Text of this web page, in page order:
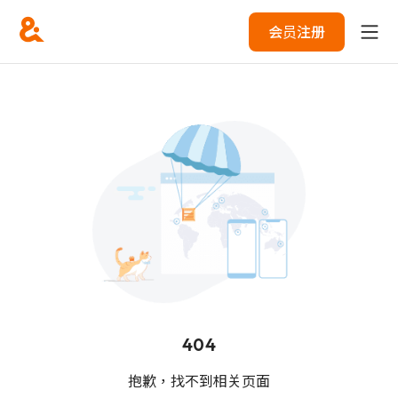
会员注册
404
抱歉，找不到相关页面